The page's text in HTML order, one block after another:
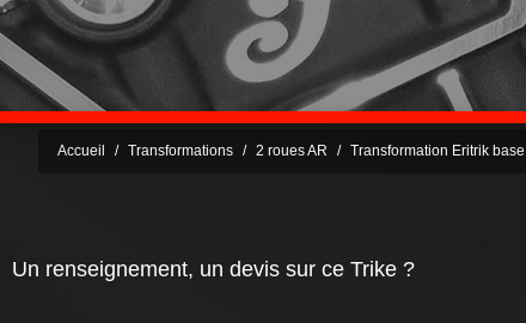
Accueil Transformations 2 roues AR Transformation Eritrik
Un renseignement, un devis sur ce Trike ?